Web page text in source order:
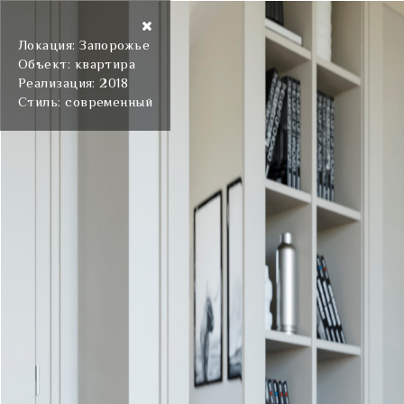
Локация: Запорожье
Объект: квартира
Реализация: 2018
Стиль: современный